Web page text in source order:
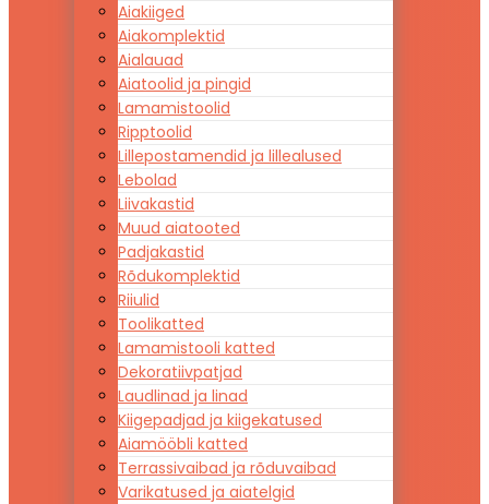
Aiakiiged
Aiakomplektid
Aialauad
Aiatoolid ja pingid
Lamamistoolid
Ripptoolid
Lillepostamendid ja lillealused
Lebolad
Liivakastid
Muud aiatooted
Padjakastid
Rõdukomplektid
Riiulid
Toolikatted
Lamamistooli katted
Dekoratiivpatjad
Laudlinad ja linad
Kiigepadjad ja kiigekatused
Aiamööbli katted
Terrassivaibad ja rõduvaibad
Varikatused ja aiatelgid